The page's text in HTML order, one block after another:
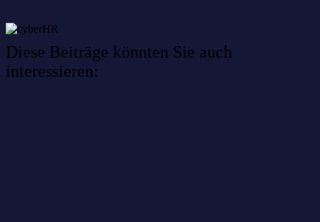
Diese Beiträge könnten Sie auch
interessieren: